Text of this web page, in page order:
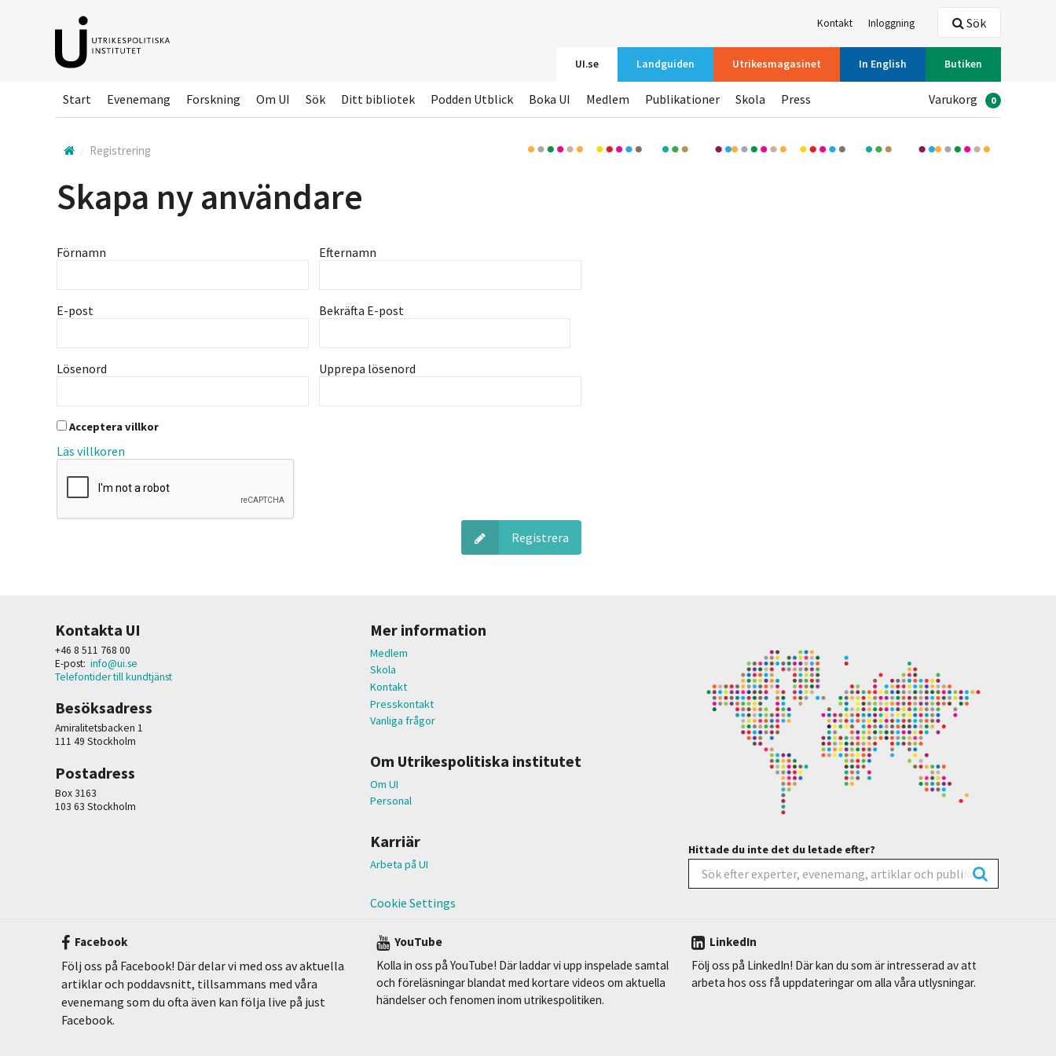
Kontakt Inloggning
UI.se Landguiden Utrikesmagasinet In English Butiken
Sök
Start Evenemang Forskning Om UI Sök Ditt bibliotek Podden Utblick Boka UI Medlem Publikationer Skola Press Varukorg 0
Registrering
Skapa ny användare
Förnamn Efternamn
E-post Bekräfta E-post
Lösenord Upprepa lösenord
Acceptera villkor
Läs villkoren
Registrera
Kontakta UI
+46 8 511 768 00
E-post: info@ui.se
Telefontider till kundtjänst
Besöksadress
Amiralitetsbacken 1
111 49 Stockholm
Postadress
Box 3163
103 63 Stockholm
Mer information
Medlem
Skola
Kontakt
Presskontakt
Vanliga frågor
Om Utrikespolitiska institutet
Om UI
Personal
Karriär
Arbeta på UI
Cookie Settings
Hittade du inte det du letade efter?
Facebook
Följ oss på Facebook! Där delar vi med oss av aktuella
artiklar och poddavsnitt, tillsammans med våra
evenemang som du ofta även kan följa live på just
Facebook.
YouTube
Kolla in oss på YouTube! Där laddar vi upp inspelade samtal
och föreläsningar blandat med kortare videos om aktuella
händelser och fenomen inom utrikespolitiken.
LinkedIn
Följ oss på LinkedIn! Där kan du som är intresserad av att
arbeta hos oss få uppdateringar om alla våra utlysningar.